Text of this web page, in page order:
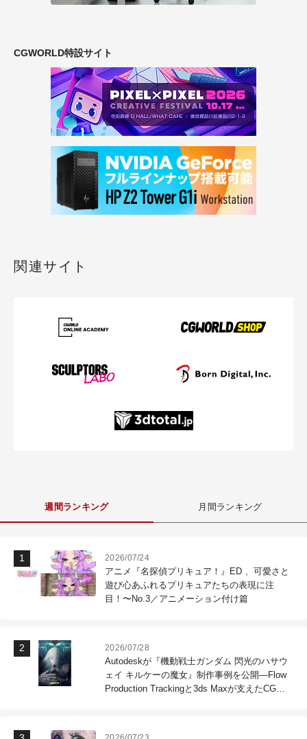
CGWORLD特設サイト
関連サイト
週間ランキング 月間ランキング
2026/07/24
アニメ『名探偵プリキュア！』ED 、可愛さと
遊び心あふれるプリキュアたちの表現に注
目！〜No.3／アニメーション付け篇
2026/07/28
Autodeskが『機動戦士ガンダム 閃光のハサウ
ェイ キルケーの魔女』制作事例を公開―Flow
Production Trackingと3ds Maxが支えたCG制